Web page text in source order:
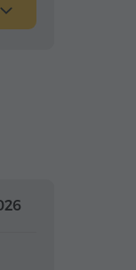
la journée